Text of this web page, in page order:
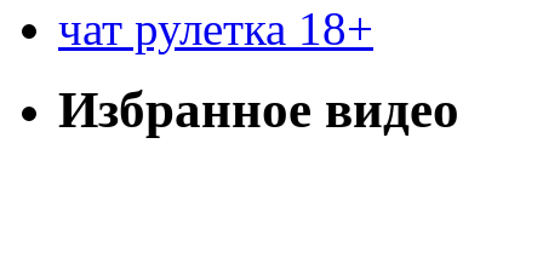
чат рулетка 18+
Избранное видео